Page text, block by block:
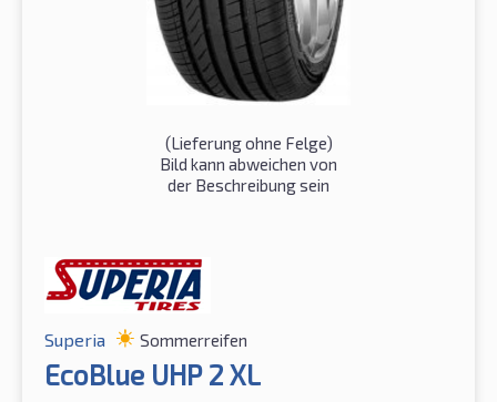
(Lieferung ohne Felge)
Bild kann abweichen von
der Beschreibung sein
Superia Sommerreifen
EcoBlue UHP 2 XL